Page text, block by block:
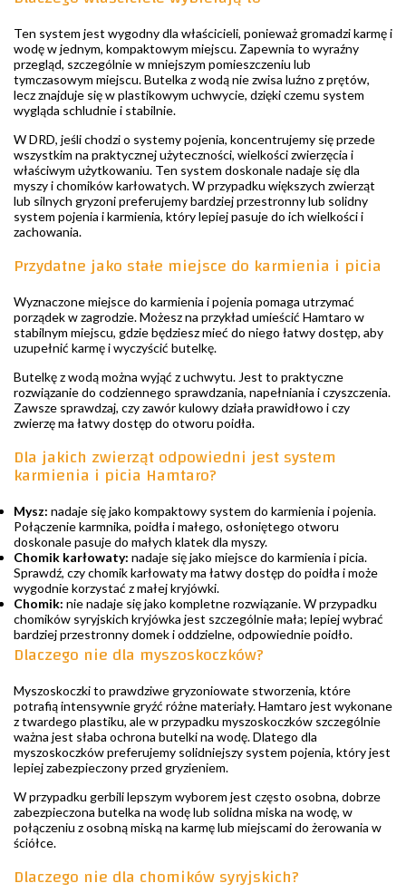
Ten system jest wygodny dla właścicieli, ponieważ gromadzi karmę i
wodę w jednym, kompaktowym miejscu. Zapewnia to wyraźny
przegląd, szczególnie w mniejszym pomieszczeniu lub
tymczasowym miejscu. Butelka z wodą nie zwisa luźno z prętów,
lecz znajduje się w plastikowym uchwycie, dzięki czemu system
wygląda schludnie i stabilnie.
W DRD, jeśli chodzi o systemy pojenia, koncentrujemy się przede
wszystkim na praktycznej użyteczności, wielkości zwierzęcia i
właściwym użytkowaniu. Ten system doskonale nadaje się dla
myszy i chomików karłowatych. W przypadku większych zwierząt
lub silnych gryzoni preferujemy bardziej przestronny lub solidny
system pojenia i karmienia, który lepiej pasuje do ich wielkości i
zachowania.
Przydatne jako stałe miejsce do karmienia i picia
Wyznaczone miejsce do karmienia i pojenia pomaga utrzymać
porządek w zagrodzie. Możesz na przykład umieścić Hamtaro w
stabilnym miejscu, gdzie będziesz mieć do niego łatwy dostęp, aby
uzupełnić karmę i wyczyścić butelkę.
Butelkę z wodą można wyjąć z uchwytu. Jest to praktyczne
rozwiązanie do codziennego sprawdzania, napełniania i czyszczenia.
Zawsze sprawdzaj, czy zawór kulowy działa prawidłowo i czy
zwierzę ma łatwy dostęp do otworu poidła.
Dla jakich zwierząt odpowiedni jest system
karmienia i picia Hamtaro?
Mysz: nadaje się jako kompaktowy system do karmienia i pojenia.
Połączenie karmnika, poidła i małego, osłoniętego otworu
doskonale pasuje do małych klatek dla myszy.
Chomik karłowaty: nadaje się jako miejsce do karmienia i picia.
Sprawdź, czy chomik karłowaty ma łatwy dostęp do poidła i może
wygodnie korzystać z małej kryjówki.
Chomik: nie nadaje się jako kompletne rozwiązanie. W przypadku
chomików syryjskich kryjówka jest szczególnie mała; lepiej wybrać
bardziej przestronny domek i oddzielne, odpowiednie poidło.
Dlaczego nie dla myszoskoczków?
Myszoskoczki to prawdziwe gryzoniowate stworzenia, które
potrafią intensywnie gryźć różne materiały. Hamtaro jest wykonane
z twardego plastiku, ale w przypadku myszoskoczków szczególnie
ważna jest słaba ochrona butelki na wodę. Dlatego dla
myszoskoczków preferujemy solidniejszy system pojenia, który jest
lepiej zabezpieczony przed gryzieniem.
W przypadku gerbili lepszym wyborem jest często osobna, dobrze
zabezpieczona butelka na wodę lub solidna miska na wodę, w
połączeniu z osobną miską na karmę lub miejscami do żerowania w
ściółce.
Dlaczego nie dla chomików syryjskich?